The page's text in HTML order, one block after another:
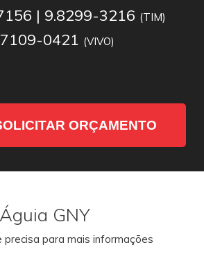
| 9.8299-3216 (TIM)
0421 (VIVO)
ORÇAMENTO
GNY
precisa para mais informações